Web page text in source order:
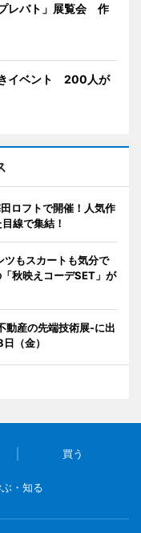
レバト」展覧会 作
きイベント 200人が
ロフトで開催！人気作
線で集結！
ツもスカートも気分で
秋映えコーデSET」が
動産の先端技術展-に出
（金）
買う
・知る